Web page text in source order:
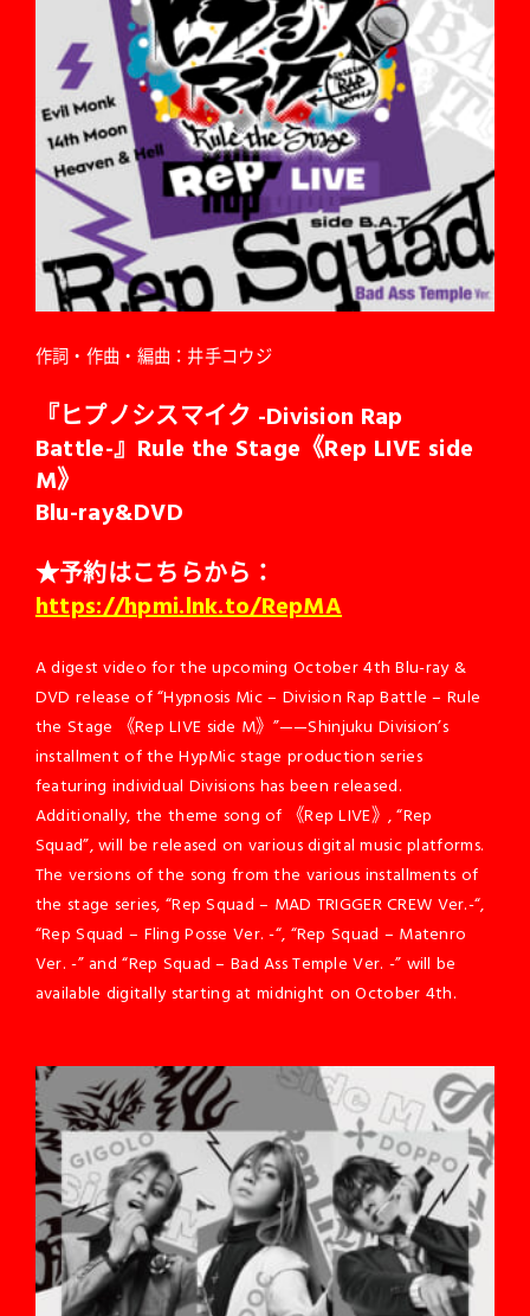
作詞・作曲・編曲：井手コウジ
『ヒプノシスマイク -Division Rap
Battle-』Rule the Stage《Rep LIVE side
M》
Blu-ray&DVD
★予約はこちらから：
https://hpmi.lnk.to/RepMA
A digest video for the upcoming October 4th Blu-ray &
DVD release of “Hypnosis Mic – Division Rap Battle – Rule
the Stage 《Rep LIVE side M》”——Shinjuku Division’s
installment of the HypMic stage production series
featuring individual Divisions has been released.
Additionally, the theme song of 《Rep LIVE》, “Rep
Squad”, will be released on various digital music platforms.
The versions of the song from the various installments of
the stage series, “Rep Squad – MAD TRIGGER CREW Ver.-“,
“Rep Squad – Fling Posse Ver. -“, “Rep Squad – Matenro
Ver. -” and “Rep Squad – Bad Ass Temple Ver. -” will be
available digitally starting at midnight on October 4th.